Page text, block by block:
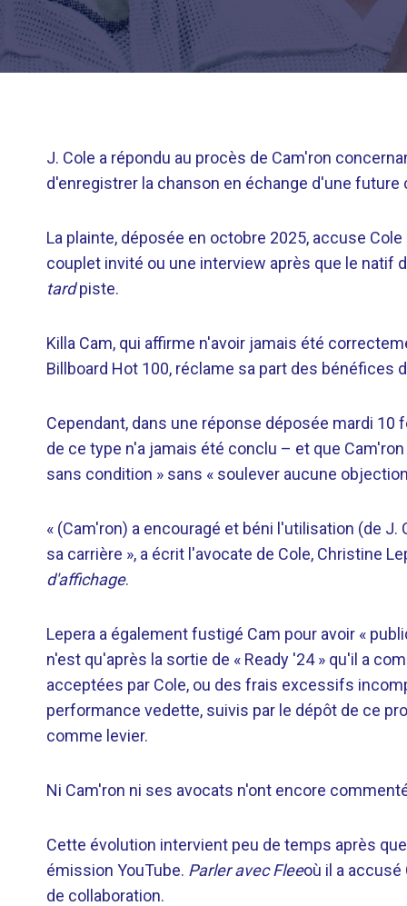
J. Cole a répondu au procès de Cam'ron
d'enregistrer la chanson en échange d'une future
La plainte, déposée en octobre 2025, accuse
couplet invité ou une interview après que le natif
tardpiste.
Killa Cam, qui affirme n'avoir jamais été
Billboard Hot 100, réclame sa part des bénéfices
Cependant, dans une réponse déposée mardi
de ce type n'a jamais été conclu – et que
sans condition » sans « soulever aucune
« (Cam'ron) a encouragé et béni l'utilisation (de
sa carrière », a écrit l'avocate de Cole, Christine
d'affichage.
Lepera a également fustigé Cam pour avoir «
n'est qu'après la sortie de « Ready '24 » qu'il a
acceptées par Cole, ou des frais excessifs
performance vedette, suivis par le dépôt de ce
comme levier.
Ni Cam'ron ni ses avocats n'ont encore
Cette évolution intervient peu de temps après
émission YouTube. Parler avec Fleeoù il a accusé
de collaboration.